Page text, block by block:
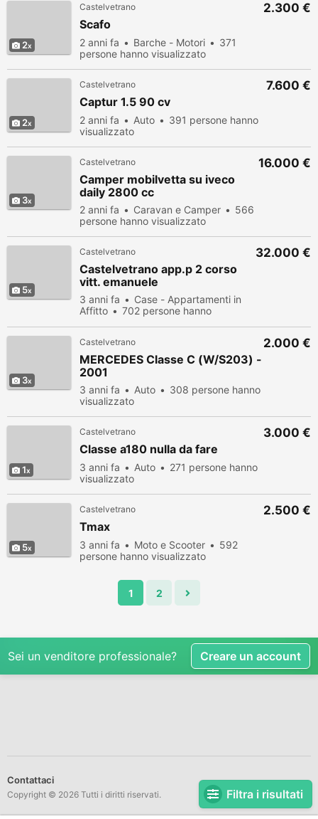
Filtra i risultati
2
Castelvetrano
Scafo
2 anni fa Barche - Motori
371
persone hanno visualizzato
2.300 €
2
Castelvetrano
Captur 1.5 90 cv
2 anni fa Auto
391 persone hanno
visualizzato
7.600 €
3
Castelvetrano
Camper mobilvetta su iveco
daily 2800 cc
2 anni fa Caravan e Camper
566
persone hanno visualizzato
16.000 €
5
Castelvetrano
Castelvetrano app.p 2 corso
vitt. emanuele
3 anni fa
Case - Appartamenti in
Affitto
702 persone hanno
32.000 €
3
Castelvetrano
MERCEDES Classe C (W/S203) -
2001
3 anni fa Auto
308 persone hanno
visualizzato
2.000 €
1
Castelvetrano
Classe a180 nulla da fare
3 anni fa Auto
271 persone hanno
visualizzato
3.000 €
5
Castelvetrano
Tmax
3 anni fa Moto e Scooter
592
persone hanno visualizzato
2.500 €
1 2
Sei un venditore professionale? Creare un account
Contattaci
Copyright © 2026 Tutti i diritti riservati.